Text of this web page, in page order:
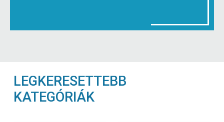
LEGKERESETTEBB
KATEGÓRIÁK